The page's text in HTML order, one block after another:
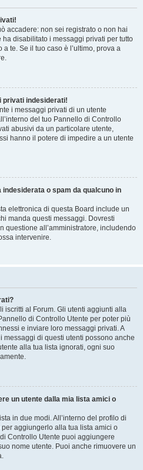
accadere: non sei registrato o non hai
ha disabilitato i messaggi privati per tutto
te. Se il tuo caso è l’ultimo, prova a
privati indesiderati!
i messaggi privati ​​di un utente
del tuo Pannello di Controllo
​​abusivi da un particolare utente,
hanno il potere di impedire a un utente
o spam da qualcuno in
elettronica di questa Board include un
manda questi messaggi. Dovresti
questione all’amministratore, includendo
intervenire.
iscritti al Forum. Gli utenti aggiunti alla
di Controllo Utente per poter più
e inviare loro messaggi privati. A
di questi utenti possono anche
alla tua lista ignorati, ogni suo
un utente dalla mia lista amici o
in due modi. All’interno del profilo di
aggiungerlo alla tua lista amici o
Controllo Utente puoi aggiungere
nome utente. Puoi anche rimuovere un